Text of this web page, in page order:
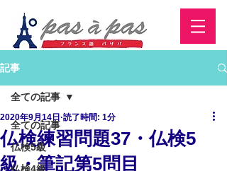
記事
全ての記事
仏検5級
全ての記事
仏検練習問題37・仏検5
級・筆記第5問目
2020年9月14日 読了時間: 1分